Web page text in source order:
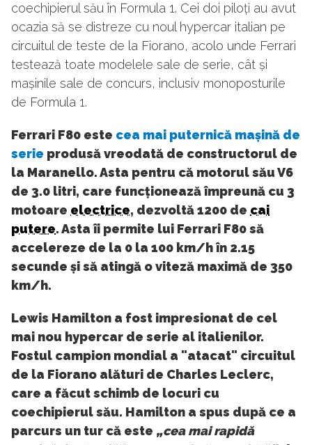
coechipierul său în Formula 1. Cei doi piloți au avut
ocazia să se distreze cu noul hypercar italian pe
circuitul de teste de la Fiorano, acolo unde Ferrari
testează toate modelele sale de serie, cât și
mașinile sale de concurs, inclusiv monoposturile
de Formula 1.
Ferrari F80 este cea mai puternică mașină de
serie produsă vreodată de constructorul de
la Maranello. Asta pentru că motorul său V6
de 3.0 litri, care funcționează împreună cu 3
motoare electrice, dezvoltă 1200 de cai
putere. Asta îi permite lui Ferrari F80 să
accelereze de la 0 la 100 km/h în 2.15
secunde și să atingă o viteză maximă de 350
km/h.
Lewis Hamilton a fost impresionat de cel
mai nou hypercar de serie al italienilor.
Fostul campion mondial a "atacat" circuitul
de la Fiorano alături de Charles Leclerc,
care a făcut schimb de locuri cu
coechipierul său. Hamilton a spus după ce a
parcurs un tur că este „cea mai rapidă